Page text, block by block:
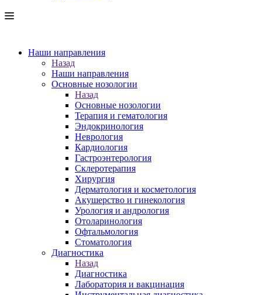
Наши направления
Назад
Наши направления
Основные нозологии
Назад
Основные нозологии
Терапия и гематология
Эндокринология
Неврология
Кардиология
Гастроэнтерология
Склеротерапия
Хирургия
Дерматология и косметология
Акушерство и гинекология
Урология и андрология
Отоларинология
Офтальмология
Стоматология
Диагностика
Назад
Диагностика
Лаборатория и вакцинация